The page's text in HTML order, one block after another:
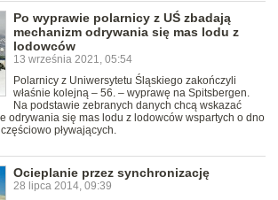
Po wyprawie polarnicy z UŚ zbadają
mechanizm odrywania się mas lodu z
lodowców
13 września 2021, 05:54
Polarnicy z Uniwersytetu Śląskiego zakończyli
właśnie kolejną – 56. – wyprawę na Spitsbergen.
Na podstawie zebranych danych chcą wskazać
odrywania się mas lodu z lodowców wspartych o dno
pływających.
Ocieplanie przez synchronizację
28 lipca 2014, 09:39